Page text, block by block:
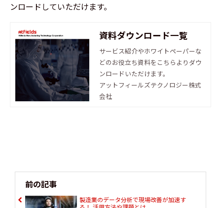
ンロードしていただけます。
資料ダウンロード一覧
サービス紹介やホワイトペーパーな
どのお役立ち資料をこちらよりダウ
ンロードいただけます。
アットフィールズテクノロジー株式
会社
前の記事
製造業のデータ分析で現場改善が加速す